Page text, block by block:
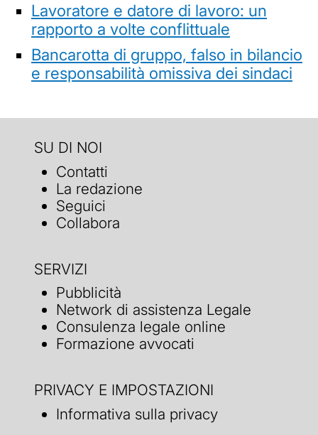
Lavoratore e datore di lavoro: un
rapporto a volte conflittuale
Bancarotta di gruppo, falso in bilancio
e responsabilità omissiva dei sindaci
SU DI NOI
Contatti
La redazione
Seguici
Collabora
SERVIZI
Pubblicità
Network di assistenza Legale
Consulenza legale online
Formazione avvocati
PRIVACY E IMPOSTAZIONI
Informativa sulla privacy